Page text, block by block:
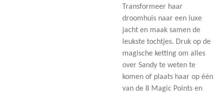
Transformeer haar
droomhuis naar een luxe
jacht en maak samen de
leukste tochtjes. Druk op de
magische ketting om alles
over Sandy te weten te
komen of plaats haar op één
van de 8 Magic Points en